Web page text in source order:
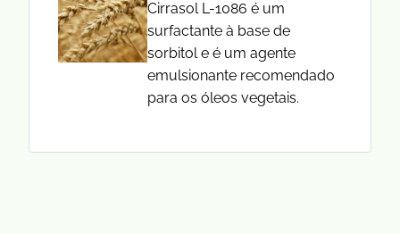
Cirrasol L-1086 é um
surfactante à base de
sorbitol e é um agente
emulsionante recomendado
para os óleos vegetais.